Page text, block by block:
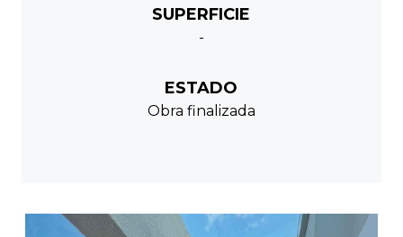
SUPERFICIE
-
ESTADO
Obra finalizada